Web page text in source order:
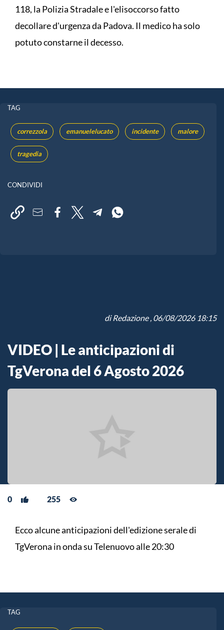
118, la Polizia Stradale e l'elisoccorso fatto
decollare d'urgenza da Padova. Il medico ha solo
potuto constarne il decesso.
TAG
correzzola emanuelelucato incidente malore
tragedia
CONDIVIDI
diRedazione, 06/08/2026 18:15
VIDEO | Le anticipazioni di
TgVerona del 6 Agosto 2026
0 255
Ecco alcune anticipazioni dell'edizione serale di
TgVerona in onda su Telenuovo alle 20:30
TAG